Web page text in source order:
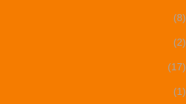
(8)
(2)
(17)
(1)